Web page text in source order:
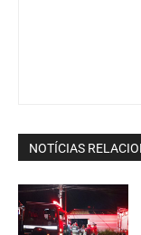
NOTÍCIAS